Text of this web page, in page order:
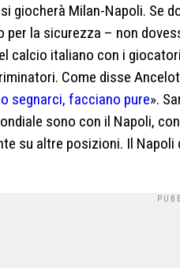
giocherà Milan-Napoli. Se
per la sicurezza – non
calcio italiano con i
Come disse
segnarci, facciano pure».
sono con il Napoli,
su altre posizioni. Il